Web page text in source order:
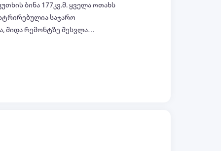
ბინა 177კვ.მ. ყველა ოთახს
საჯარო
შიდა რემონტზე შესვლა